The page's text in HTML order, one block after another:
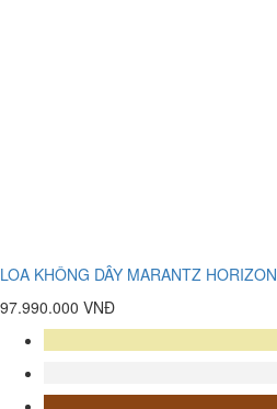
LOA KHÔNG DÂY MARANTZ HORIZON
97.990.000 VNĐ